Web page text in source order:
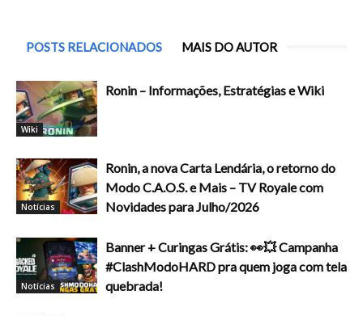
POSTS RELACIONADOS MAIS DO AUTOR
Wiki
Ronin – Informações, Estratégias e Wiki
Notícias
Ronin, a nova Carta Lendária, o retorno do
Modo C.A.O.S. e Mais – TV Royale com
Novidades para Julho/2026
Notícias
Banner + Curingas Grátis: 👀💥 Campanha
#ClashModoHARD pra quem joga com tela
quebrada!